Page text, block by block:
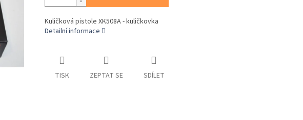
Kuličková pistole XK508A - kuličkovka
Detailní informace
TISK ZEPTAT SE SDÍLET